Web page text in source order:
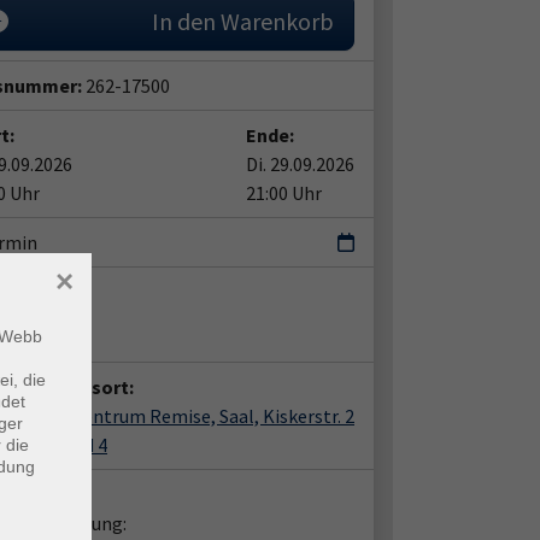
In den Warenkorb
262-17500
Uhr
Ende:
Di. 29.09.2026
21:00 Uhr
Bader
Bürgerzentrum Remise, Saal, Kiskerstr. 2
1/2, 3 und 4
Beratung:
die
die
×